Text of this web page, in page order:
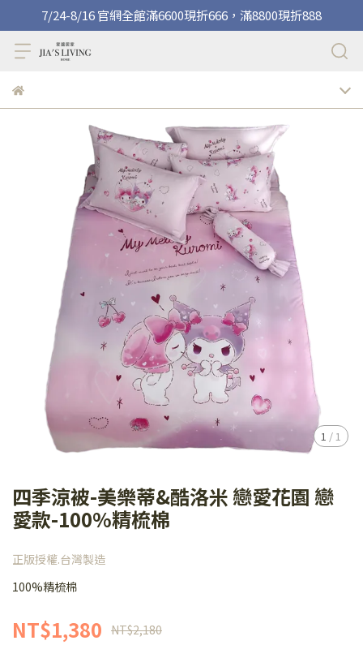
7/24-8/16 官網全館滿6600現折666，滿8800現折888
1 / 1
四季涼被-美樂蒂&酷洛米 戀愛花園 戀
愛款-100%精梳棉
正版授權.台灣製造
100%精梳棉
NT$1,380 NT$2,180